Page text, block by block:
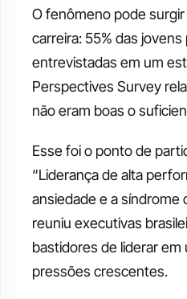
O fenômeno pode surgir
carreira: 55% das
entrevistadas em um
Perspectives Survey
não eram boas o
Esse foi o ponto de
“Liderança de alta
ansiedade e a síndrome
reuniu executivas
bastidores de liderar em
pressões crescentes.